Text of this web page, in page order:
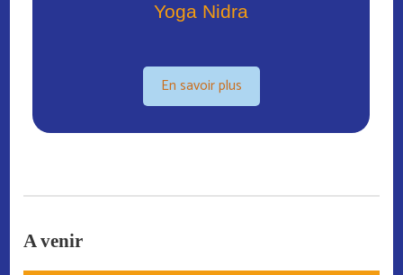
Yoga Nidra
En savoir plus
A venir